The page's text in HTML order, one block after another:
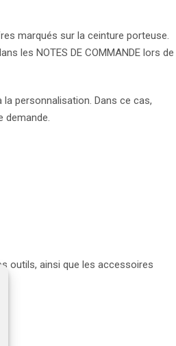
marqués sur la ceinture porteuse.
les NOTES DE COMMANDE lors de
personnalisation. Dans ce cas,
demande.
outils, ainsi que les accessoires